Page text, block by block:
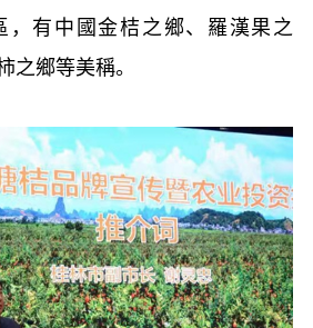
，有中國金桔之鄉、羅漢果之
之鄉等美稱。